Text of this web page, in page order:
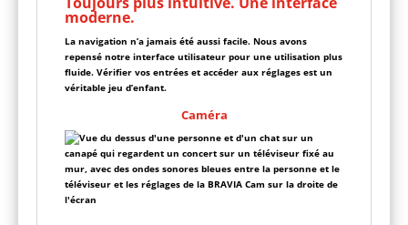
moderne.
La navigation n’a jamais été aussi facile. Nous avons
repensé notre interface utilisateur pour une utilisation plus
fluide. Vérifier vos entrées et accéder aux réglages est un
véritable jeu d’enfant.
Caméra